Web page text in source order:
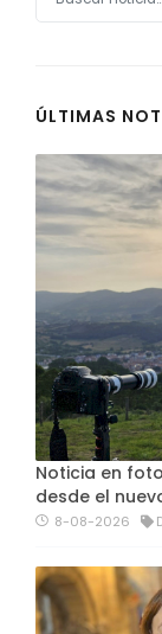
ÚLTIMAS
Noticia en
desde el
8-08-2026